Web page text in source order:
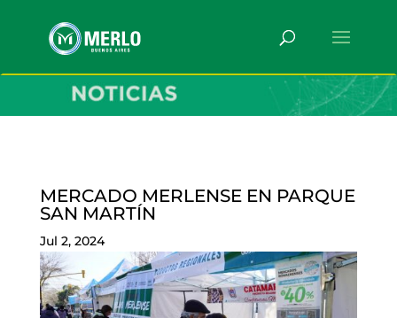
MERCADO MERLENSE EN PARQUE
SAN MARTÍN
Jul 2, 2024